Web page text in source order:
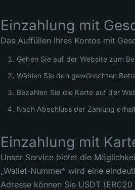
Einzahlung mit
Das Auffüllen Ihres Kontos mit
Gehen Sie auf der Website zum
Wählen Sie den gewünschten
Bezahlen Sie die Karte auf der
Nach Abschluss der Zahlung
Einzahlung mit
Unser Service bietet die
„Wallet-Nummer“ wird eine
Adresse können Sie USDT